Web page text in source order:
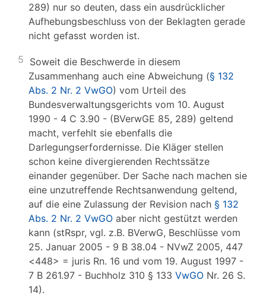
289) nur so deuten, dass ein ausdrücklicher
Aufhebungsbeschluss von der Beklagten gerade
nicht gefasst worden ist.
5 Soweit die Beschwerde in diesem
Zusammenhang auch eine Abweichung (§ 132
Abs. 2 Nr. 2 VwGO) vom Urteil des
Bundesverwaltungsgerichts vom 10. August
1990 - 4 C 3.90 - (BVerwGE 85, 289) geltend
macht, verfehlt sie ebenfalls die
Darlegungserfordernisse. Die Kläger stellen
schon keine divergierenden Rechtssätze
einander gegenüber. Der Sache nach machen sie
eine unzutreffende Rechtsanwendung geltend,
auf die eine Zulassung der Revision nach § 132
Abs. 2 Nr. 2 VwGO aber nicht gestützt werden
kann (stRspr, vgl. z.B. BVerwG, Beschlüsse vom
25. Januar 2005 - 9 B 38.04 - NVwZ 2005, 447
<448> = juris Rn. 16 und vom 19. August 1997 -
7 B 261.97 - Buchholz 310 § 133 VwGO Nr. 26 S.
14).